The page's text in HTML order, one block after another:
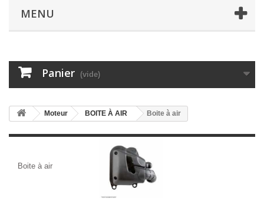
MENU
Panier (vide)
Moteur BOITE À AIR Boite à air
Boite à air